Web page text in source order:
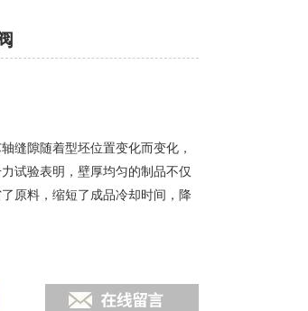
缝隙随着型坯位置变化而变化，
试验表明，壁厚均匀的制品不仅
原料，缩短了成品冷却时间，降